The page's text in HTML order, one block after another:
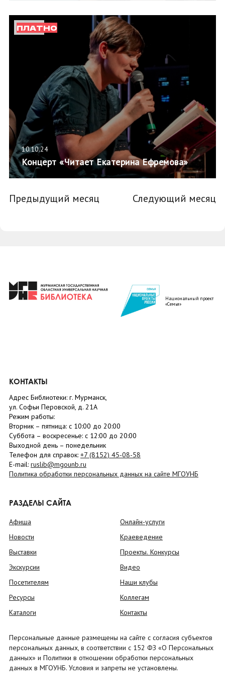
ПЛАТНО
10.10.24
Концерт «Читает Екатерина Ефремова»
Предыдущий месяц Следующий месяц
Национальный проект
«Семья»
КОНТАКТЫ
Адрес Библиотеки: г. Мурманск,
ул. Софьи Перовской, д. 21А
Режим работы:
Вторник – пятница: с 10:00 до 20:00
Суббота – воскресенье: c 12:00 до 20:00
Выходной день – понедельник
Телефон для справок: +7 (8152) 45-08-58
E-mail: ruslib@mgounb.ru
Политика обработки персональных данных на сайте МГОУНБ
РАЗДЕЛЫ САЙТА
Афиша
Новости
Выставки
Экскурсии
Посетителям
Ресурсы
Каталоги
Онлайн-услуги
Краеведение
Проекты. Конкурсы
Видео
Наши клубы
Коллегам
Контакты
Персональные данные размещены на сайте с согласия субъектов
персональных данных, в соответствии с 152 ФЗ «О Персональных
данных» и Политики в отношении обработки персональных
данных в МГОУНБ. Условия и запреты не установлены.